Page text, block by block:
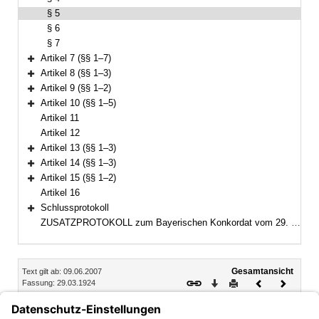
§ 5
§ 6
§ 7
Bereich erweitern
Artikel 7 (§§ 1–7)
Bereich erweitern
Artikel 8 (§§ 1–3)
Bereich erweitern
Artikel 9 (§§ 1–2)
Bereich erweitern
Artikel 10 (§§ 1–5)
Artikel 11
Artikel 12
Bereich erweitern
Artikel 13 (§§ 1–3)
Bereich erweitern
Artikel 14 (§§ 1–3)
Bereich erweitern
Artikel 15 (§§ 1–2)
Artikel 16
Bereich erweitern
Schlussprotokoll
ZUSATZPROTOKOLL zum Bayerischen Konkordat vom 29. März 1924, zuletzt geändert durch den Vertrag vom 8. Juni 1988
Inhalt
Text gilt ab: 09.06.2007
Fassung: 29.03.1924
Gesamtansicht
Download
DruckenVorheriges
Dokument
§ 5 Bei der Auswahl der Lehrkräfte soll auf die